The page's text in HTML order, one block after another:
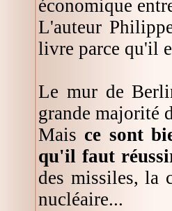
économique
L'auteur
livre parce qu'il
Le mur de
grande majorité
Mais ce sont
qu'il faut
des missiles, la
nucléaire...